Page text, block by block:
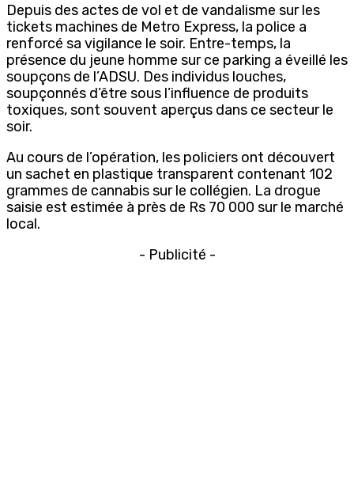
Depuis des actes de vol et de vandalisme sur les
tickets machines de Metro Express, la police a
renforcé sa vigilance le soir. Entre-temps, la
présence du jeune homme sur ce parking a éveillé les
soupçons de l’ADSU. Des individus louches,
soupçonnés d’être sous l’influence de produits
toxiques, sont souvent aperçus dans ce secteur le
soir.
Au cours de l’opération, les policiers ont découvert
un sachet en plastique transparent contenant 102
grammes de cannabis sur le collégien. La drogue
saisie est estimée à près de Rs 70 000 sur le marché
local.
- Publicité -